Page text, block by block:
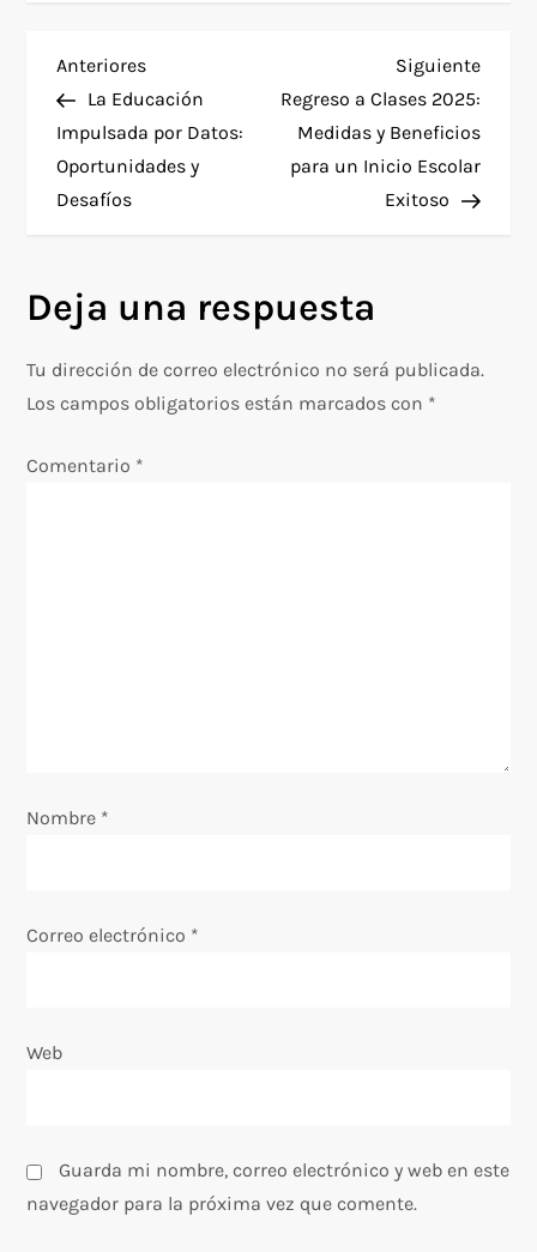
N
a
v
g
a
c
i
n
r
Entrada
anterior
Anteriores
La Educación
Impulsada por Datos:
Oportunidades y
Desafíos
Siguiente
Regreso a Clases 2025:
Medidas y Beneficios
para un Inicio Escolar
Exitoso
Deja una respuesta
Tu dirección de correo electrónico no será publicada.
Los campos obligatorios están marcados con *
Comentario *
Nombre *
Correo electrónico *
Web
Guarda mi nombre, correo electrónico y web en este
navegador para la próxima vez que comente.